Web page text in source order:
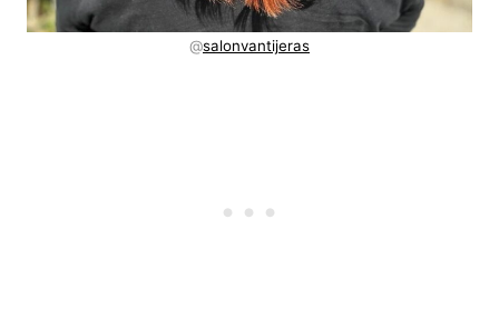
@salonvantijeras